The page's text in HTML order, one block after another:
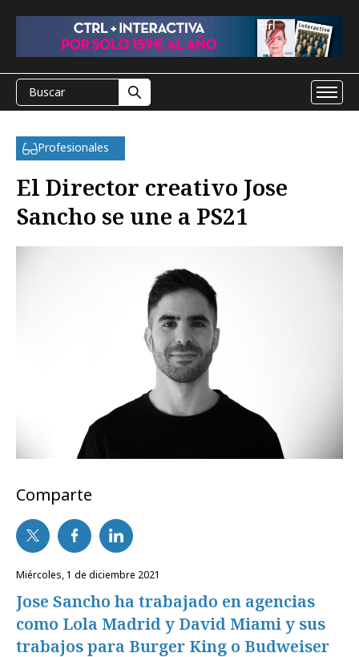
Profesionales
El Director creativo Jose
Sancho se une a PS21
Comparte
miércoles, 1 de diciembre 2021
Jose Sancho ha trabajado en agencias
como Lola Madrid y David Miami y sus
trabajos para Burger King o Budweiser